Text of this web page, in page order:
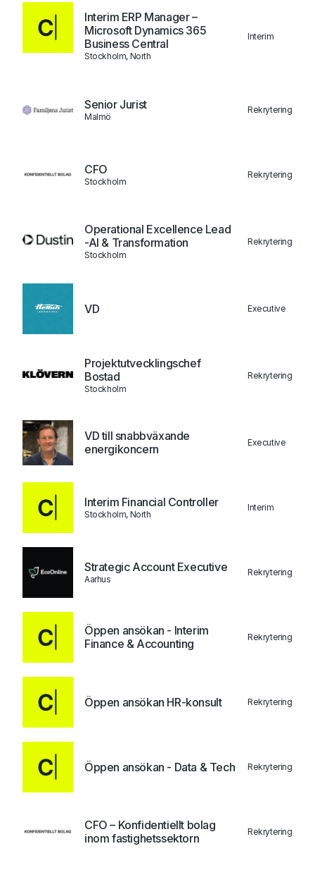
Interim ERP Manager –
Microsoft Dynamics 365
Business Central
Stockholm, North
Interim
Senior Jurist
Malmö
Rekrytering
CFO
Stockholm
Rekrytering
Operational Excellence Lead
-AI & Transformation
Stockholm
Rekrytering
VD Executive
Projektutvecklingschef
Bostad
Stockholm
Rekrytering
VD till snabbväxande
energikoncern
Executive
Interim Financial Controller
Stockholm, North
Interim
Strategic Account Executive
Aarhus
Rekrytering
Öppen ansökan - Interim
Finance & Accounting
Rekrytering
Öppen ansökan HR-konsult Rekrytering
Öppen ansökan - Data & Tech Rekrytering
CFO – Konfidentiellt bolag
inom fastighetssektorn
Rekrytering